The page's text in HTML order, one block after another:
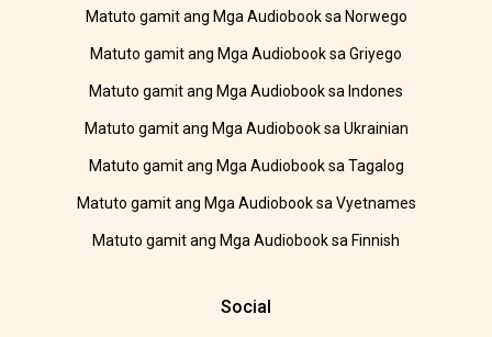
Matuto gamit ang Mga Audiobook sa Norwego
Matuto gamit ang Mga Audiobook sa Griyego
Matuto gamit ang Mga Audiobook sa Indones
Matuto gamit ang Mga Audiobook sa Ukrainian
Matuto gamit ang Mga Audiobook sa Tagalog
Matuto gamit ang Mga Audiobook sa Vyetnames
Matuto gamit ang Mga Audiobook sa Finnish
Social